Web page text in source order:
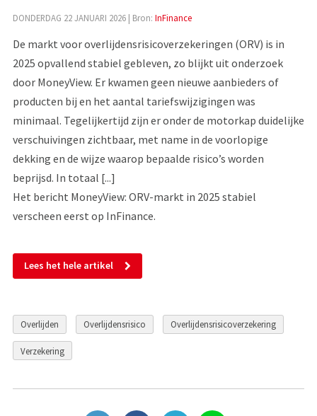
DONDERDAG 22 JANUARI 2026| Bron: InFinance
De markt voor overlijdensrisicoverzekeringen (ORV) is in
2025 opvallend stabiel gebleven, zo blijkt uit onderzoek
door MoneyView. Er kwamen geen nieuwe aanbieders of
producten bij en het aantal tariefswijzigingen was
minimaal. Tegelijkertijd zijn er onder de motorkap duidelijke
verschuivingen zichtbaar, met name in de voorlopige
dekking en de wijze waarop bepaalde risico’s worden
beprijsd. In totaal [...]
Het bericht MoneyView: ORV-markt in 2025 stabiel
verscheen eerst op InFinance.
Lees het hele artikel
Overlijden Overlijdensrisico Overlijdensrisicoverzekering
Verzekering